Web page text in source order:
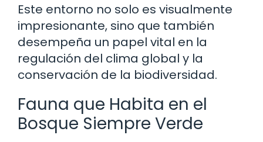
Este entorno no solo es visualmente
impresionante, sino que también
desempeña un papel vital en la
regulación del clima global y la
conservación de la biodiversidad.
Fauna que Habita en el
Bosque Siempre Verde